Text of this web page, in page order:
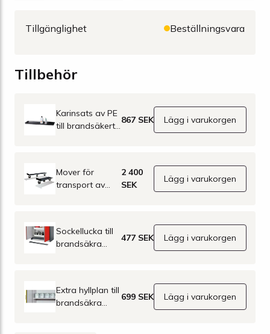
Tillgänglighet Beställningsvara
Tillbehör
Karinsats av PE
till brandsäkert
867 SEK Lägg i varukorgen
Mover för
transport av
2 400
SEK
Lägg i varukorgen
Sockellucka till
brandsäkra
477 SEK Lägg i varukorgen
Extra hyllplan till
brandsäkra
699 SEK Lägg i varukorgen